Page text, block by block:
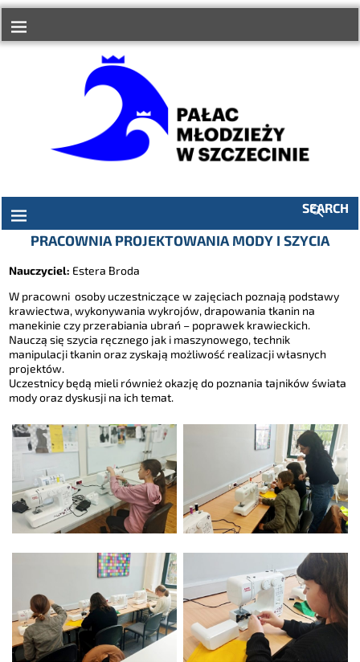
treści
SEARCH
PRACOWNIA PROJEKTOWANIA MODY I SZYCIA
Nauczyciel: Estera Broda
W pracowni osoby uczestniczące w zajęciach poznają podstawy
krawiectwa, wykonywania wykrojów, drapowania tkanin na
manekinie czy przerabiania ubrań – poprawek krawieckich.
Nauczą się szycia ręcznego jak i maszynowego, technik
manipulacji tkanin oraz zyskają możliwość realizacji własnych
projektów.
Uczestnicy będą mieli również okazję do poznania tajników świata
mody oraz dyskusji na ich temat.